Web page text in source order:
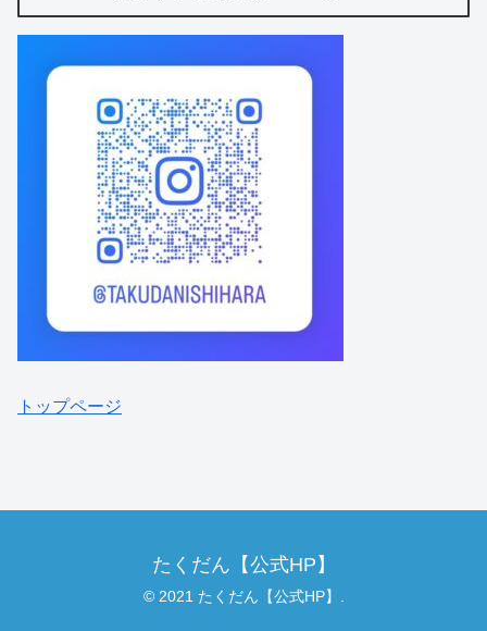
トップページ
たくだん【公式HP】
© 2021 たくだん【公式HP】.